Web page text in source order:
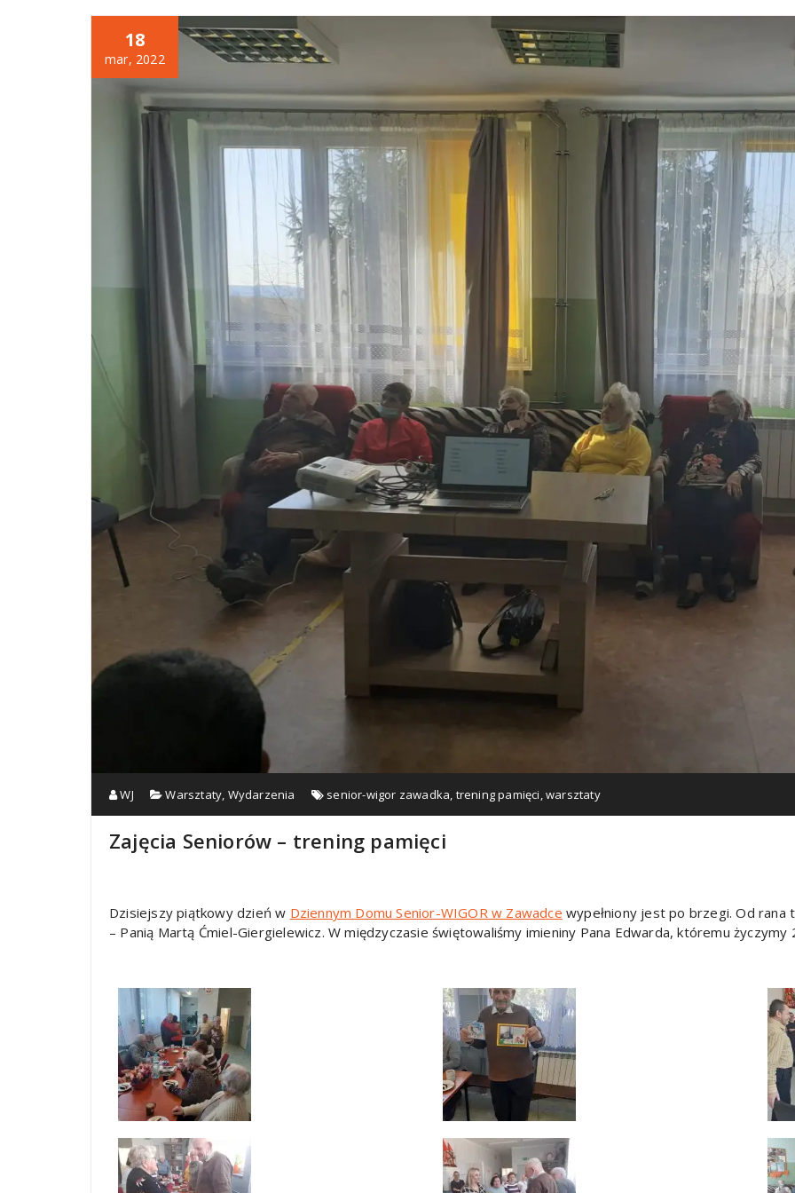
18
mar, 2022
WJ Warsztaty, Wydarzenia senior-wigor zawadka, trening pamięci,warsztaty
Zajęcia Seniorów – trening pamięci
Dzisiejszy piątkowy dzień w Dziennym Domu Senior-WIGOR w Zawadce wypełniony jest po brzegi. Od rana
– Panią Martą Ćmiel-Giergielewicz. W międzyczasie świętowaliśmy imieniny Pana Edwarda, któremu